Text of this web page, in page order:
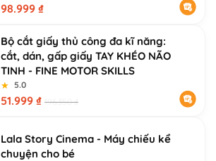
98.999 ₫
Bộ cắt giấy thủ công đa kĩ năng:
cắt, dán, gấp giấy TAY KHÉO NÃO
TINH - FINE MOTOR SKILLS
★
★ 5.0
51.999 ₫ 196.350₫
Lala Story Cinema - Máy chiếu kể
chuyện cho bé